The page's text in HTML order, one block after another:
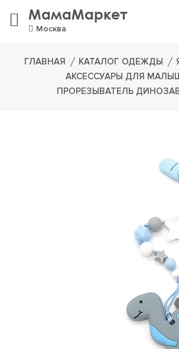
МамаМаркет
Москва
ГЛАВНАЯ КАТАЛОГ ОДЕЖДЫ
АКСЕССУАРЫ ДЛЯ
ПРОРЕЗЫВАТЕЛЬ